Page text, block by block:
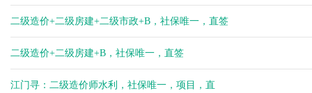
二级造价+二级房建+二级市政+B，社保唯一，直签
二级造价+二级房建+B，社保唯一，直签
江门寻：二级造价师水利，社保唯一，项目，直